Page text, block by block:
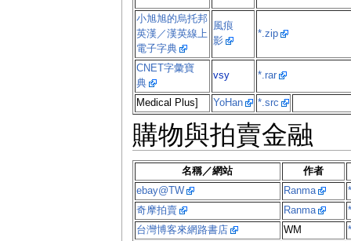
小旭旭的烏托邦
英漢／漢英線上
電子字典
風痕
影
*.zip
CNET字彙寶
典
vsy *.rar
Medical Plus] YoHan *.src
購物與拍賣金融
名稱／網站
作者
ebay@TW
Ranma
奇摩拍賣
Ranma
台灣博客來網路書店
WM